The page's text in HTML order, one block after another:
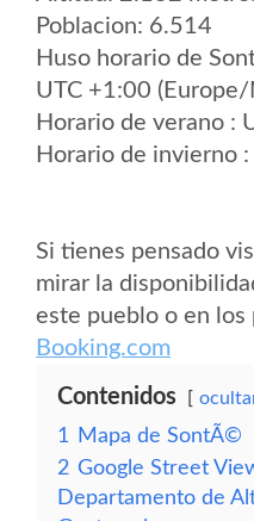
Poblacion: 6.514
Huso horario de
UTC +1:00
Horario de verano :
Horario de invierno
Si tienes pensado
mirar la
este pueblo o en los
Booking.com
Contenidos
1
Mapa de SontÃ©
2 Google Street
Departamento de